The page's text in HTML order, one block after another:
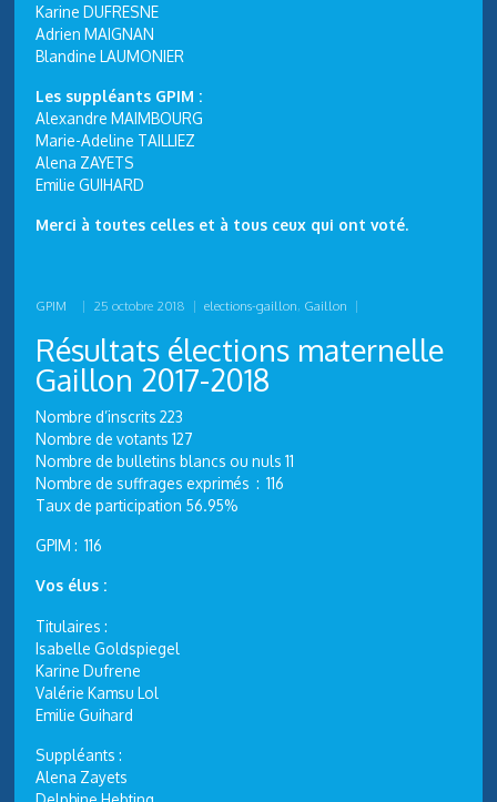
Karine DUFRESNE
Adrien MAIGNAN
Blandine LAUMONIER
Les suppléants GPIM :
Alexandre MAIMBOURG
Marie-Adeline TAILLIEZ
Alena ZAYETS
Emilie GUIHARD
Merci à toutes celles et à tous ceux qui ont voté.
GPIM | 25 octobre 2018 | elections-gaillon, Gaillon |
Résultats élections maternelle
Gaillon 2017-2018
Nombre d’inscrits 223
Nombre de votants 127
Nombre de bulletins blancs ou nuls 11
Nombre de suffrages exprimés : 116
Taux de participation 56.95%
GPIM : 116
Vos élus :
Titulaires :
Isabelle Goldspiegel
Karine Dufrene
Valérie Kamsu Lol
Emilie Guihard
Suppléants :
Alena Zayets